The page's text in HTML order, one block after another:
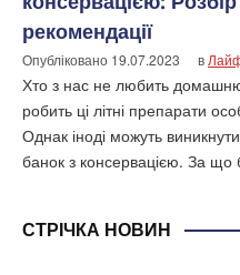
рекомендації
Опубліковано 19.07.2023 в
Хто з нас не любить
робить ці літні препарати
Однак іноді можуть
банок з консервацією. За
СТРІЧКА НОВИН